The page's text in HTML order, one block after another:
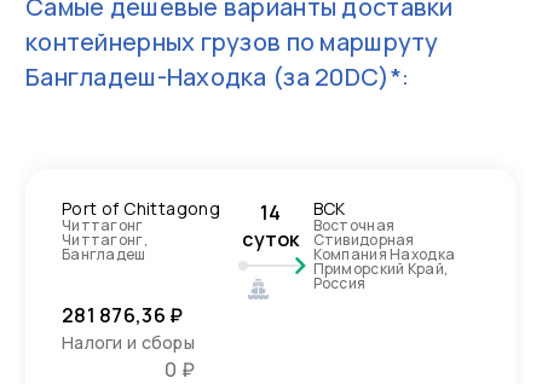
Самые дешевые варианты доставки
контейнерных грузов по маршруту
Бангладеш-Находка (за 20DC)*:
Port of Chittagong
Читтагонг
Читтагонг,
Бангладеш
14
суток
ВСК
Восточная
Стивидорная
Компания Находка
Приморский Край,
Россия
281 876,36 ₽
Налоги и сборы
0 ₽